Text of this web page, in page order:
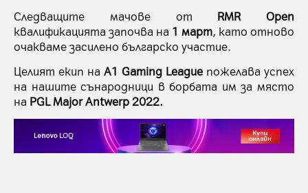
Следващите мачове от RMR Open
квалификацията започва на 1 март, като отново
очакваме засилено българско участие.
Целият екип на A1 Gaming League пожелава успех
на нашите сънародници в борбата им за място
на PGL Major Antwerp 2022.